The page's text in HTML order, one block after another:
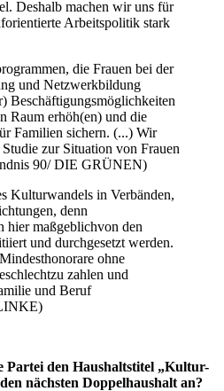
Deshalb machen wir uns für
Arbeitspolitik stark
die Frauen bei der
und Netzwerkbildung
Beschäftigungsmöglichkeiten
Raum erhöh(en) und die
Familien sichern. (...) Wir
zur Situation von Frauen
90/ DIE GRÜNEN)
Kulturwandels in Verbänden,
denn
hier maßgeblichvon den
und durchgesetzt werden.
ohne
zahlen und
und Beruf
Partei den Haushaltstitel „Kultur-
nächsten Doppelhaushalt an?